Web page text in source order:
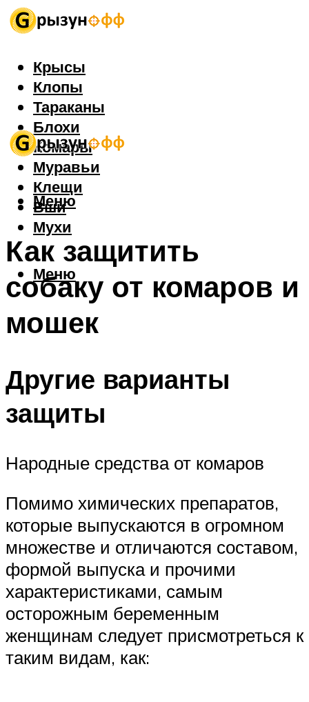
Крысы
Клопы
Тараканы
Блохи
Комары
Муравьи
Клещи
Вши
Мухи
Меню
Меню
Как защитить
собаку от комаров и
мошек
Другие варианты
защиты
Народные средства от комаров
Помимо химических препаратов,
которые выпускаются в огромном
множестве и отличаются составом,
формой выпуска и прочими
характеристиками, самым
осторожным беременным
женщинам следует присмотреться к
таким видам, как: